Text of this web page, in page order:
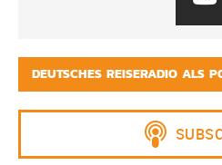
DEUTSCHES REISERADIO ALS